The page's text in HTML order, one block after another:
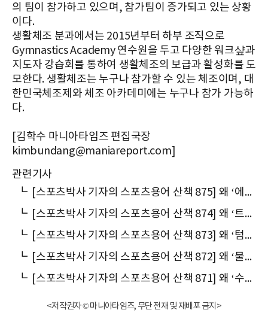
의 팀이 참가하고 있으며, 참가팀이 증가되고 있는 상황
이다.
생활체조 분과에서는 2015년부터 하부 조직으로
Gymnastics Academy 연수원을 두고 다양한 워크샾과
지도자 강습회를 통하여 생활체조의 보급과 활성화를 도
모한다. 생활체조는 누구나 참가할 수 있는 체조이며, 대
한민국체조제와 체조 아카데미에는 누구나 참가 가능하
다.
[김학수 마니아타임즈 편집국장
kimbundang@maniareport.com]
관련기사
┗
[스포츠박사 기자의 스포츠용어 산책 875] 왜 ‘에어로빅’이라 말할까
┗
[스포츠박사 기자의 스포츠용어 산책 874] 왜 ‘트램펄린’이라 말할까
┗
[스포츠박사 기자의 스포츠용어 산책 873] 왜 ‘텀블링’이라 말할까
┗
[스포츠박사 기자의 스포츠용어 산책 872] 왜 ‘물구나무서기’라고 말할까
┗
[스포츠박사 기자의 스포츠용어 산책 871] 왜 ‘수구체조(手具體操)’라고 말할까
<저작권자 © 마니아타임즈, 무단 전재 및 재배포 금지>